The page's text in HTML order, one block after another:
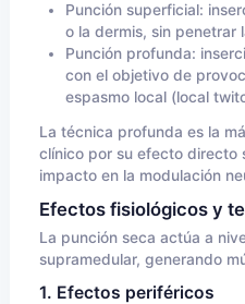
Punción superficial:
o la dermis, sin penetrar
Punción profunda:
con el objetivo de
espasmo local (local
La técnica profunda es la
clínico por su efecto directo
impacto en la modulación
Efectos fisiológicos y
La punción seca actúa a
supramedular, generando
1. Efectos periféricos